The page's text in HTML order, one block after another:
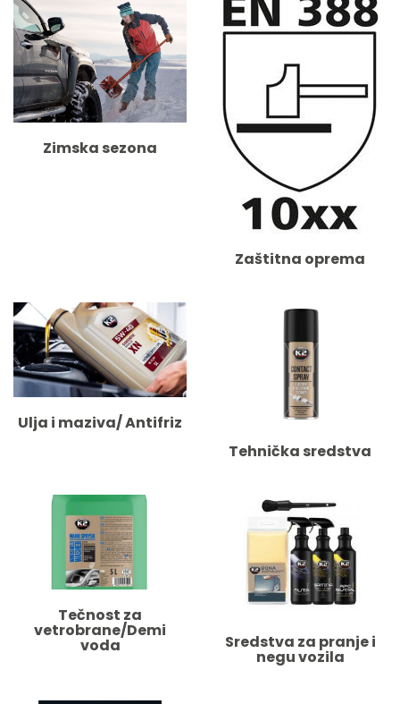
Zimska sezona
Zaštitna oprema
Ulja i maziva/ Antifriz
Tehnička sredstva
Tečnost za
vetrobrane/Demi
voda Sredstva za pranje i
negu vozila